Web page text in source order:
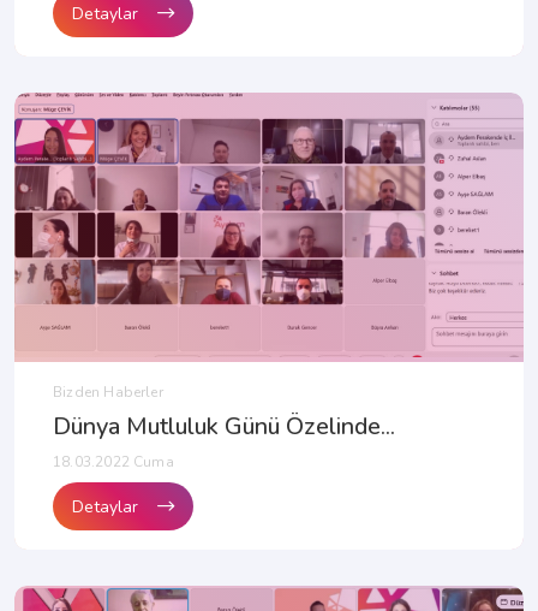
Detaylar
Bizden Haberler
Dünya Mutluluk Günü Özelinde...
18.03.2022 Cuma
Detaylar